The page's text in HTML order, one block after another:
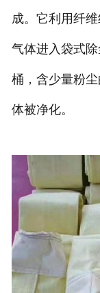
成。它利用纤
气体进入袋式
桶，含少量粉
体被净化。